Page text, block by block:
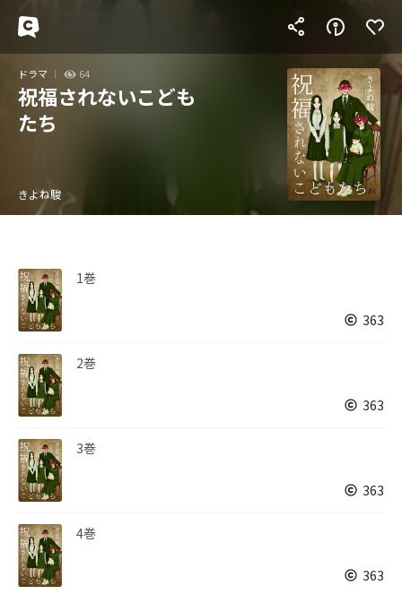
ドラマ 64
祝福されないこども
たち
きよね駿
1巻
363
2巻
363
3巻
363
4巻
363